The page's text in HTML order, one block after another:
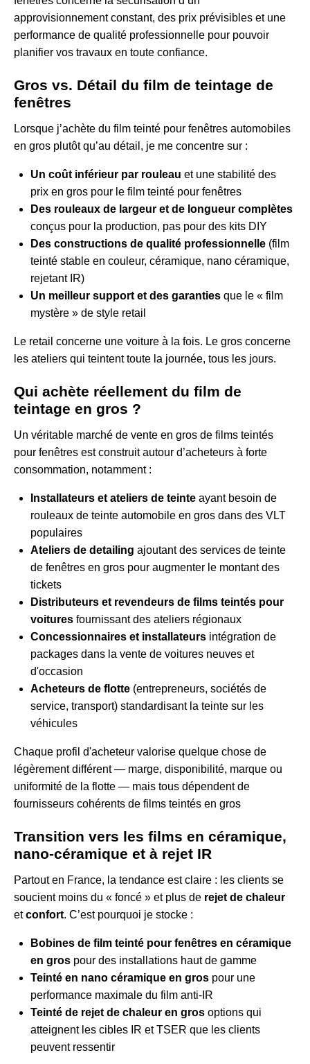
approvisionnement constant, des prix prévisibles et une
performance de qualité professionnelle pour pouvoir
planifier vos travaux en toute confiance.
Gros vs. Détail du film de teintage de
fenêtres
Lorsque j’achète du film teinté pour fenêtres automobiles
en gros plutôt qu’au détail, je me concentre sur :
Un coût inférieur par rouleau et une stabilité des
prix en gros pour le film teinté pour fenêtres
Des rouleaux de largeur et de longueur complètes
conçus pour la production, pas pour des kits DIY
Des constructions de qualité professionnelle (film
teinté stable en couleur, céramique, nano céramique,
rejetant IR)
Un meilleur support et des garanties que le « film
mystère » de style retail
Le retail concerne une voiture à la fois. Le gros concerne
les ateliers qui teintent toute la journée, tous les jours.
Qui achète réellement du film de
teintage en gros ?
Un véritable marché de vente en gros de films teintés
pour fenêtres est construit autour d’acheteurs à forte
consommation, notamment :
Installateurs et ateliers de teinte ayant besoin de
rouleaux de teinte automobile en gros dans des VLT
populaires
Ateliers de detailing ajoutant des services de teinte
de fenêtres en gros pour augmenter le montant des
tickets
Distributeurs et revendeurs de films teintés pour
voitures fournissant des ateliers régionaux
Concessionnaires et installateurs intégration de
packages dans la vente de voitures neuves et
d'occasion
Acheteurs de flotte (entrepreneurs, sociétés de
service, transport) standardisant la teinte sur les
véhicules
Chaque profil d'acheteur valorise quelque chose de
légèrement différent — marge, disponibilité, marque ou
uniformité de la flotte — mais tous dépendent de
fournisseurs cohérents de films teintés en gros
Transition vers les films en céramique,
nano-céramique et à rejet IR
Partout en France, la tendance est claire : les clients se
soucient moins du « foncé » et plus de rejet de chaleur
etconfort. C’est pourquoi je stocke :
Bobines de film teinté pour fenêtres en céramique
en gros pour des installations haut de gamme
Teinté en nano céramique en gros pour une
performance maximale du film anti-IR
Teinté de rejet de chaleur en gros options qui
atteignent les cibles IR et TSER que les clients
peuvent ressentir